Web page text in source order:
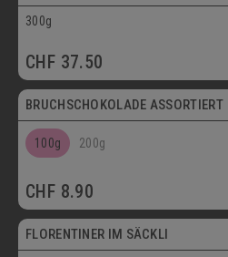
300g
CHF 37.50
Postversand
BRUCHSCHOKOLADE ASSORTIERT
100g 200g
CHF 8.90
Postversand
FLORENTINER IM SÄCKLI